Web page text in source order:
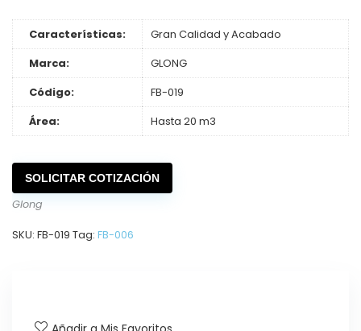
Características:
Gran Calidad y Acabado
Marca:
GLONG
Código:
FB-019
Área:
Hasta 20 m3
SOLICITAR COTIZACIÓN
Glong
SKU: FB-019 Tag: FB-006